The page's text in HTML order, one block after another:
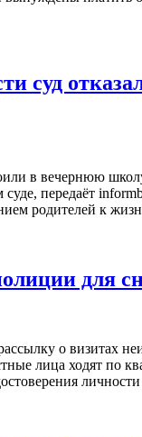
суд
в вечернюю
суде, передаёт
родителей к
для
о визитах
лица ходят